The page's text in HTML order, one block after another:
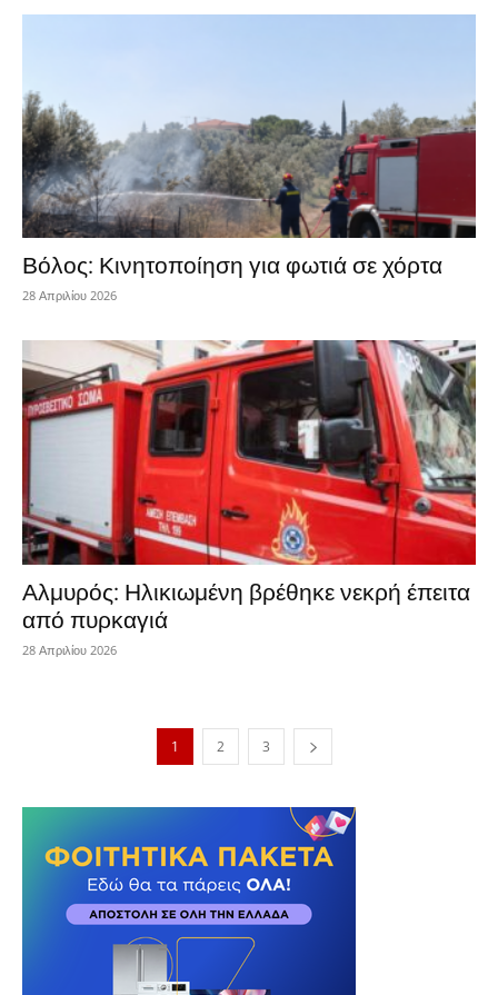
Βόλος: Κινητοποίηση για φωτιά σε χόρτα
28 Απριλίου 2026
Αλμυρός: Ηλικιωμένη βρέθηκε νεκρή έπειτα
από πυρκαγιά
28 Απριλίου 2026
1 2 3